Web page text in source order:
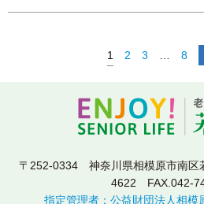
1 2 3 8
〒252-0334 神奈川県相模原市南
4622 FAX.042-
指定管理者：公益財団法人相模